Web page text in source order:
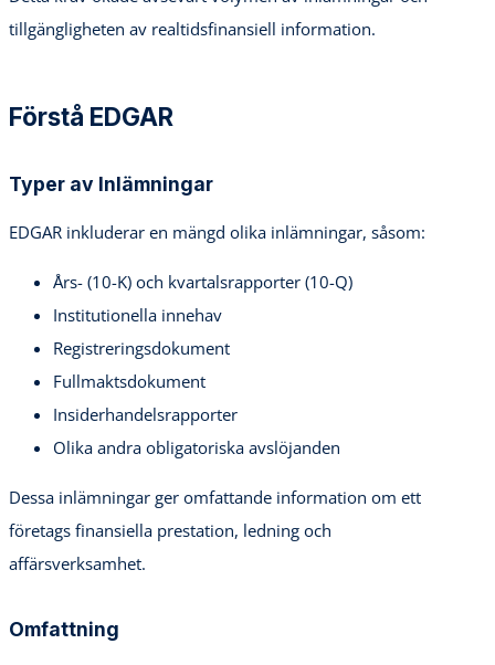
tillgängligheten av realtidsfinansiell information.
Förstå EDGAR
Typer av Inlämningar
EDGAR inkluderar en mängd olika inlämningar, såsom:
Års- (10-K) och kvartalsrapporter (10-Q)
Institutionella innehav
Registreringsdokument
Fullmaktsdokument
Insiderhandelsrapporter
Olika andra obligatoriska avslöjanden
Dessa inlämningar ger omfattande information om ett
företags finansiella prestation, ledning och
affärsverksamhet.
Omfattning